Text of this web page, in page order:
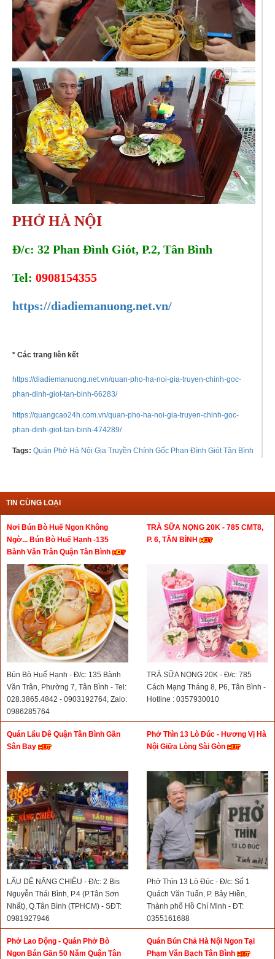
PHỞ HÀ NỘI
Đ/c: 32 Phan Đình Giót, P.2, Tân Bình
Tel: 0908154355
https://diadiemanuong.net.vn/
* Các trang liên kết
https://diadiemanuong.net.vn/quan-pho-ha-noi-gia-truyen-chinh-goc-
phan-dinh-giot-tan-binh-66283/
https://quangcao24h.com.vn/quan-pho-ha-noi-gia-truyen-chinh-goc-
phan-dinh-giot-tan-binh-474289/
Tags: Quán Phở Hà Nội Gia Truyền Chính Gốc Phan Đình Giót Tân Bình
TIN CÙNG LOẠI
Nơi Bún Bò Huế Ngon Không
Ngờ... Bún Bò Huế Hạnh -135
Bành Văn Trân Quận Tân Bình
Bún Bò Huế Hạnh - Đ/c: 135 Bành
Văn Trân, Phường 7, Tân Bình - Tel:
028.3865.4842 - 0903192764, Zalo:
0986285764
TRÀ SỮA NỌNG 20K - 785 CMT8,
P. 6, TÂN BÌNH
TRÀ SỮA NỌNG 20K - Đ/c: 785
Cách Mạng Tháng 8, P6, Tân Bình -
Hotline : 0357930010
Quán Lẩu Dê Quận Tân Bình Gần
Sân Bay
LẨU DÊ NẮNG CHIỀU - Đ/c: 2 Bis
Nguyễn Thái Bình, P.4 (P.Tân Sơn
Nhất), Q.Tân Bình (TPHCM) - SĐT:
0981927946
Phở Thìn 13 Lò Đúc - Hương Vị Hà
Nội Giữa Lòng Sài Gòn
Phở Thìn 13 Lò Đúc - Đ/c: Số 1
Quách Văn Tuấn, P. Bảy Hiền,
Thành phố Hồ Chí Minh - ĐT:
0355161688
Phở Lao Động - Quán Phở Bò
Ngon Bán Gần 50 Năm Quận Tân
Quán Bún Chả Hà Nội Ngon Tại
Phạm Văn Bạch Tân Bình